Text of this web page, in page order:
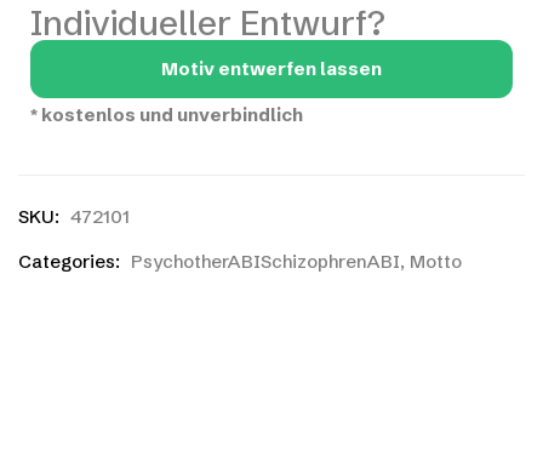
Individueller Entwurf?
Motiv entwerfen lassen
* kostenlos und unverbindlich
SKU: 472101
Categories: PsychotherABISchizophrenABI, Motto